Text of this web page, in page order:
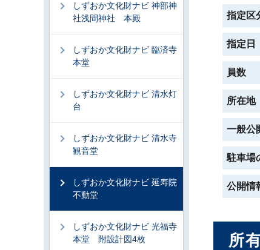
指定区
指定日
員数
所在地
一般公
駐車場
公開情
所
しずおか文化財ナビ 神部神
社浅間神社 本殿
しずおか文化財ナビ 臨済寺
本堂
しずおか文化財ナビ 清水灯
台
しずおか文化財ナビ 清水寺
観音堂
しずおか文化財ナビ 延寿院
不動堂
しずおか文化財ナビ 光福寺
本堂 附設計図4枚